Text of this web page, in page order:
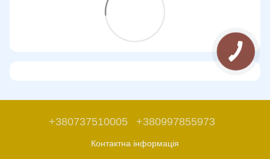
+380737510005 +380997855973
Контактна інформація